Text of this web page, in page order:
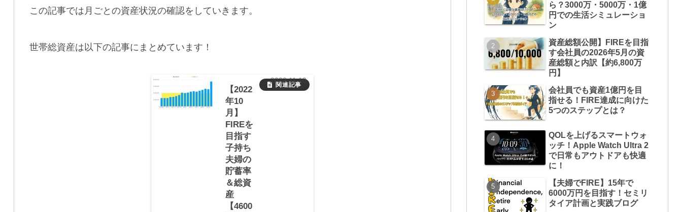
この記事では月ごとの資産状況の確認をしていきます。
世帯総資産は以下の記事にまとめています！
【2022
年10
月】
FIREを
目指す
子持ち
夫婦の
貯蓄率
＆総資
産
【4600
2022.11.10
ら？3000万・5000万・1億
円での生活シミュレーショ
ン
資産総額公開】FIREを目指
す会社員の2026年5月の資
産総額と内訳【約6,800万
円】
会社員でも資産1億円を目
指せる！FIRE達成に向けた
5つのステップとは？
QOLを上げるスマートウォ
ッチ！Apple Watch Ultra 2
で日常もアウトドアも快適
に！
【夫婦でFIRE】15年で
6000万円を目指す！セミリ
タイア計画と実践ブログ